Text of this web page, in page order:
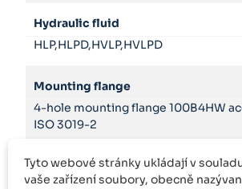
Hydraulic fluid
HLP,HLPD,HVLP,HVLPD
Mounting flange
4-hole mounting flange 100B4HW
ISO 3019-2
Product family
Tyto webové stránky ukládají v
vaše zařízení soubory, obecně